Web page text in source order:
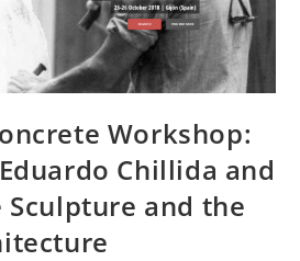
Workshop:
Chillida and
Sculpture and the